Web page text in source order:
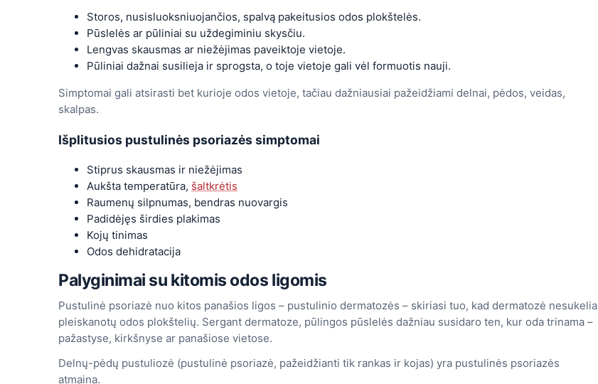
Storos, nusisluoksniuojančios, spalvą pakeitusios odos plokštelės.
Pūslelės ar pūliniai su uždegiminiu skysčiu.
Lengvas skausmas ar niežėjimas paveiktoje vietoje.
Pūliniai dažnai susilieja ir sprogsta, o toje vietoje gali vėl formuotis nauji.
Simptomai gali atsirasti bet kurioje odos vietoje, tačiau dažniausiai pažeidžiami delnai, pėdos, veidas,
skalpas.
Išplitusios pustulinės psoriazės simptomai
Stiprus skausmas ir niežėjimas
Aukšta temperatūra, šaltkrėtis
Raumenų silpnumas, bendras nuovargis
Padidėjęs širdies plakimas
Kojų tinimas
Odos dehidratacija
Palyginimai su kitomis odos ligomis
Pustulinė psoriazė nuo kitos panašios ligos – pustulinio dermatozės – skiriasi tuo, kad dermatozė nesukelia
pleiskanotų odos plokštelių. Sergant dermatoze, pūlingos pūslelės dažniau susidaro ten, kur oda trinama –
pažastyse, kirkšnyse ar panašiose vietose.
Delnų-pėdų pustuliozė (pustulinė psoriazė, pažeidžianti tik rankas ir kojas) yra pustulinės psoriazės
atmaina.